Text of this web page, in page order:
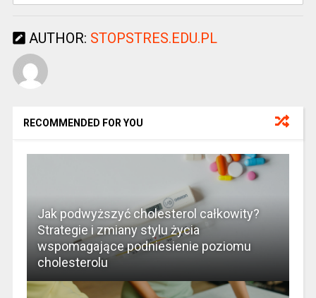
AUTHOR: STOPSTRES.EDU.PL
RECOMMENDED FOR YOU
Jak podwyższyć cholesterol całkowity?
Strategie i zmiany stylu życia
wspomagające podniesienie poziomu
cholesterolu